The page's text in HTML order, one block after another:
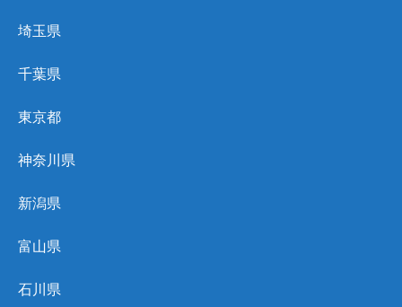
埼玉県
千葉県
東京都
神奈川県
新潟県
富山県
石川県